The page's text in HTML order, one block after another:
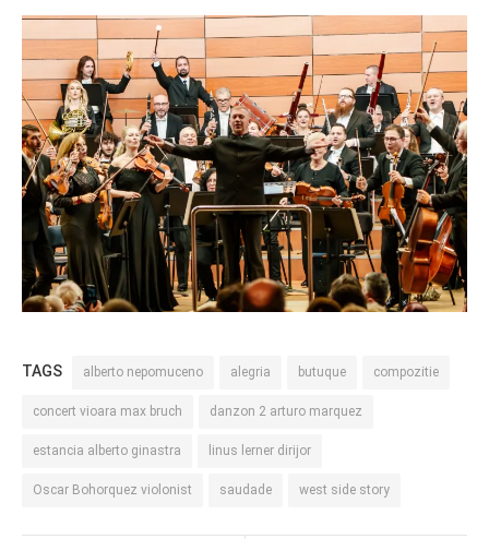
TAGS alberto nepomuceno alegria butuque compozitie
concert vioara max bruch danzon 2 arturo marquez
estancia alberto ginastra linus lerner dirijor
Oscar Bohorquez violonist saudade west side story